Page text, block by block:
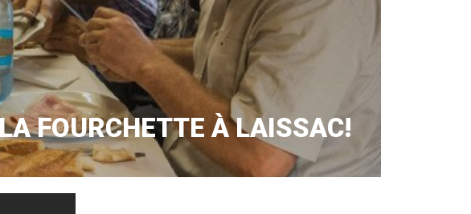
FOURCHETTE À LAISSAC!